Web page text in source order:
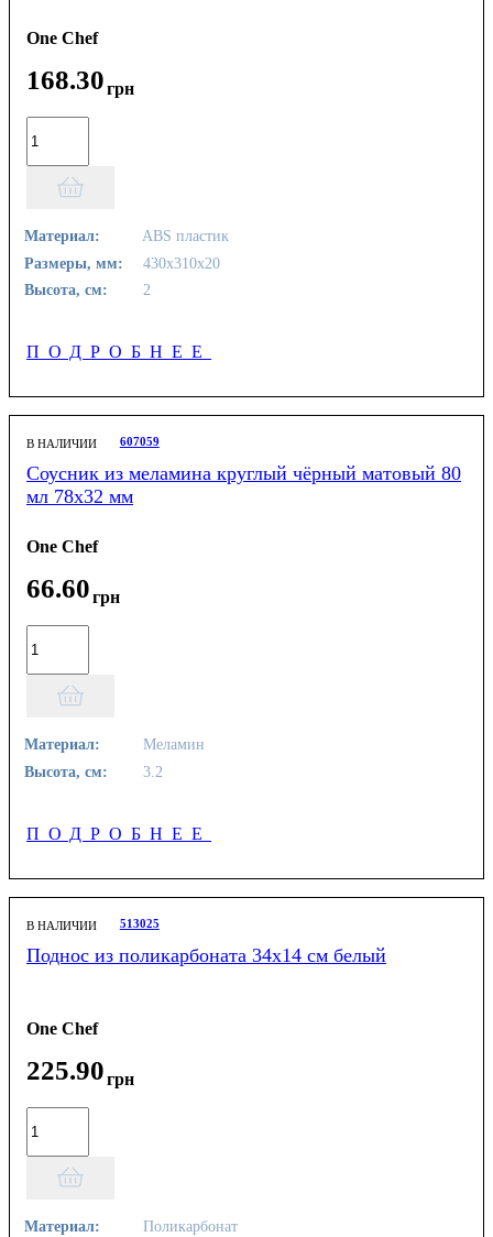
One Chef
168.30грн
Материал:
ABS пластик
Размеры, мм:
430х310х20
Высота, см:
2
ПОДРОБНЕЕ
В НАЛИЧИИ 607059
Соусник из меламина круглый чёрный матовый 80
мл 78х32 мм
One Chef
66.60грн
Материал:
Меламин
Высота, см:
3.2
ПОДРОБНЕЕ
В НАЛИЧИИ 513025
Поднос из поликарбоната 34х14 см белый
One Chef
225.90грн
Материал: Поликарбонат